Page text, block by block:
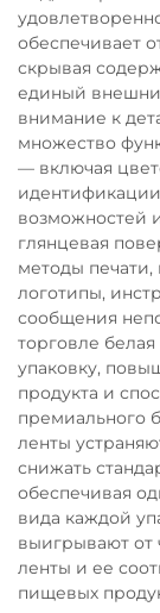
обеспечивает
скрывая
единый
внимание к
множество
— включая
возможностей
глянцевая
методы печати,
логотипы,
сообщения
торговле
упаковку,
продукта и
премиального
ленты
снижать
обеспечивая
вида каждой
выигрывают от
ленты и ее
пищевых